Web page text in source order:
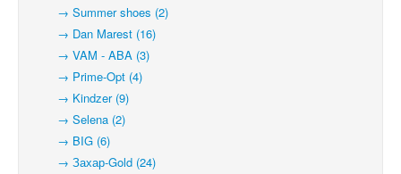
→ Summer shoes (2)
→ Dan Marest (16)
→ VAM - ABA (3)
→ Prime-Opt (4)
→ Kindzer (9)
→ Selena (2)
→ BIG (6)
→ Захар-Gold (24)